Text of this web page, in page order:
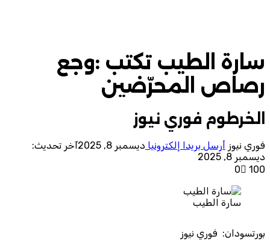
سارة الطيب تكتب :وجع
رصاص المحرّضين
الخرطوم فوري نيوز
فوري نيوز أرسل بريدا إلكترونيا ديسمبر 8, 2025
آخر تحديث:
ديسمبر 8, 2025
0
100
سارة الطيب
بورتسودان: فوري نيوز